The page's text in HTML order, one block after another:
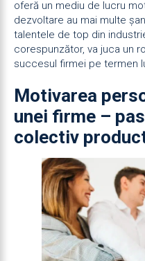
oferă un mediu de lucru
dezvoltare au mai multe
talentele de top din
corespunzător, va juca un
succesul firmei pe termen
Motivarea
unei firme –
colectiv